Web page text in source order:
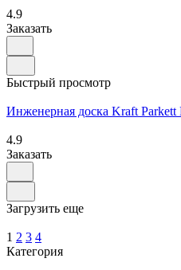
4.9
Заказать
Быстрый просмотр
Инженерная доска Kraft
4.9
Заказать
Загрузить еще
1 2 3 4
Категория